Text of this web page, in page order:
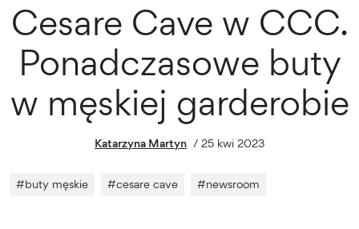
Cesare Cave w CCC.
Ponadczasowe buty
w męskiej garderobie
Katarzyna Martyn / 25 kwi 2023
#buty męskie #cesare cave #newsroom